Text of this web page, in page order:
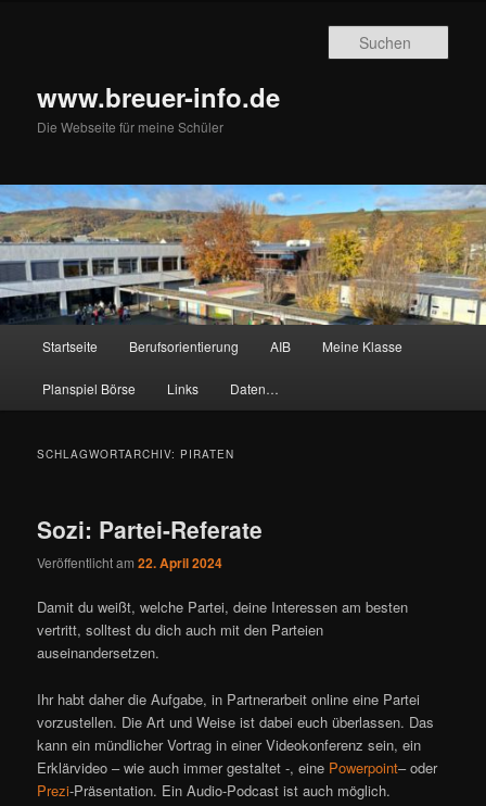
www.breuer-info.de
Die Webseite für meine Schüler
Startseite Berufsorientierung AIB Meine Klasse
Planspiel Börse Links Daten…
SCHLAGWORTARCHIV: PIRATEN
Sozi: Partei-Referate
Veröffentlicht am22. April 2024
Damit du weißt, welche Partei, deine Interessen am besten
vertritt, solltest du dich auch mit den Parteien
auseinandersetzen.
Ihr habt daher die Aufgabe, in Partnerarbeit online eine Partei
vorzustellen. Die Art und Weise ist dabei euch überlassen. Das
kann ein mündlicher Vortrag in einer Videokonferenz sein, ein
Erklärvideo – wie auch immer gestaltet -, eine Powerpoint– oder
Prezi-Präsentation. Ein Audio-Podcast ist auch möglich.